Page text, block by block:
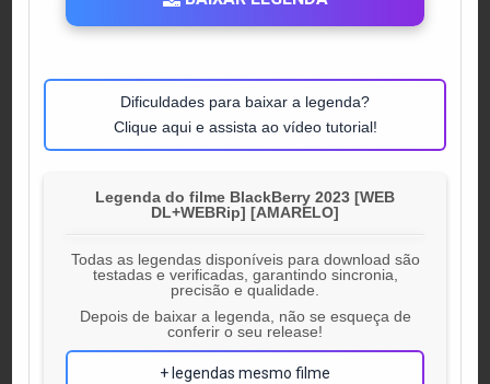
Dificuldades para baixar a legenda?
Clique aqui e assista ao vídeo tutorial!
Legenda do filme BlackBerry 2023 [WEB
DL+WEBRip] [AMARELO]
Todas as legendas disponíveis para download são
testadas e verificadas, garantindo sincronia,
precisão e qualidade.
Depois de baixar a legenda, não se esqueça de
conferir o seu release!
+ legendas mesmo filme